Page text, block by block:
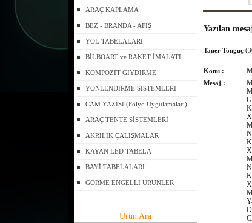
ARAÇ KAPLAMA
BEZ - BRANDA - AFİŞ
YOL TABELALARI
BİLBOART ve RAKET İMALATI
KOMPOZİT GİYDİRME
YÖNLENDİRME SİSTEMLERİ
CAM YAZISI (Folyo Uygulamaları)
ARAÇ TENTE SİSTEMLERİ
AKRİLİK ÇALIŞMALAR
KAYAN LED TABELA
BAYİ TABELALARI
GÖRME ENGELLİ ÜRÜNLER
Ürün Ara
Yazılan
Taner Tonguç
Konu :
Mesaj :